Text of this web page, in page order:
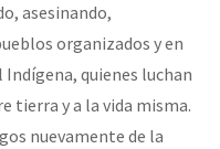
asesinando,
organizados y en
quienes luchan
tierra y a la vida misma.
nuevamente de la